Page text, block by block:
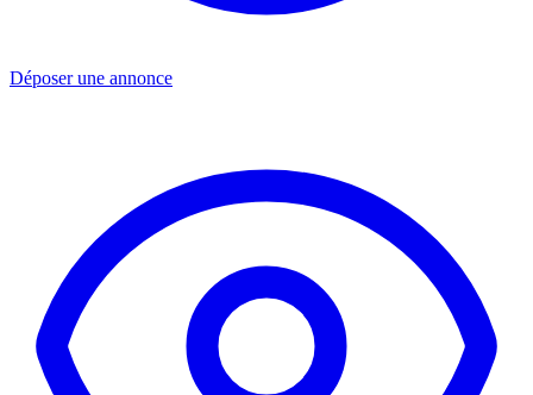
Déposer une annonce